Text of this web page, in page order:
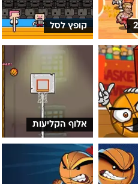
קופץ לסל
אלוף הקליעות